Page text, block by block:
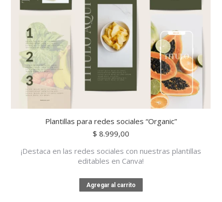
Plantillas para redes sociales “Organic”
$ 8.999,00
¡Destaca en las redes sociales con nuestras plantillas
editables en Canva!
Agregar al carrito